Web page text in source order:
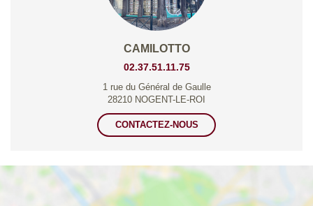
CAMILOTTO
02.37.51.11.75
1 rue du Général de Gaulle
28210 NOGENT-LE-ROI
CONTACTEZ-NOUS